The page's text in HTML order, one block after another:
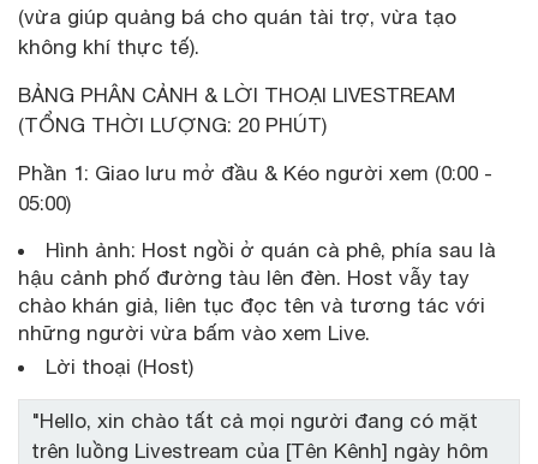
(vừa giúp quảng bá cho quán tài trợ, vừa tạo
không khí thực tế).
BẢNG PHÂN CẢNH & LỜI THOẠI LIVESTREAM
(TỔNG THỜI LƯỢNG: 20 PHÚT)
Phần 1: Giao lưu mở đầu & Kéo người xem (0:00 -
05:00)
Hình ảnh: Host ngồi ở quán cà phê, phía sau là
hậu cảnh phố đường tàu lên đèn. Host vẫy tay
chào khán giả, liên tục đọc tên và tương tác với
những người vừa bấm vào xem Live.
Lời thoại (Host)
"Hello, xin chào tất cả mọi người đang có mặt
trên luồng Livestream của [Tên Kênh] ngày hôm